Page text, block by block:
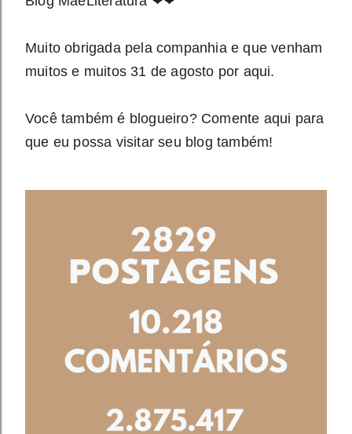
Muito obrigada pela companhia e que venham
muitos e muitos 31 de agosto por aqui.
Você também é blogueiro? Comente aqui para
que eu possa visitar seu blog também!